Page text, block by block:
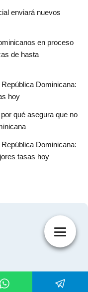
enviará nuevos
en proceso
de hasta
Dominicana:
hoy
qué asegura que no
Dominicana:
tasas hoy